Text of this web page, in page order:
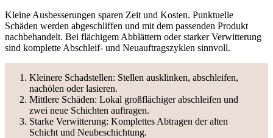
Kleine Ausbesserungen sparen Zeit und Kosten. Punktuelle
Schäden werden abgeschliffen und mit dem passenden Produkt
nachbehandelt. Bei flächigem Abblättern oder starker Verwitterung
sind komplette Abschleif- und Neuauftragszyklen sinnvoll.
Kleinere Schadstellen: Stellen ausklinken, abschleifen,
nachölen oder lasieren.
Mittlere Schäden: Lokal großflächiger abschleifen und
zwei neue Schichten auftragen.
Starke Verwitterung: Komplettes Abtragen der alten
Schicht und Neubeschichtung.